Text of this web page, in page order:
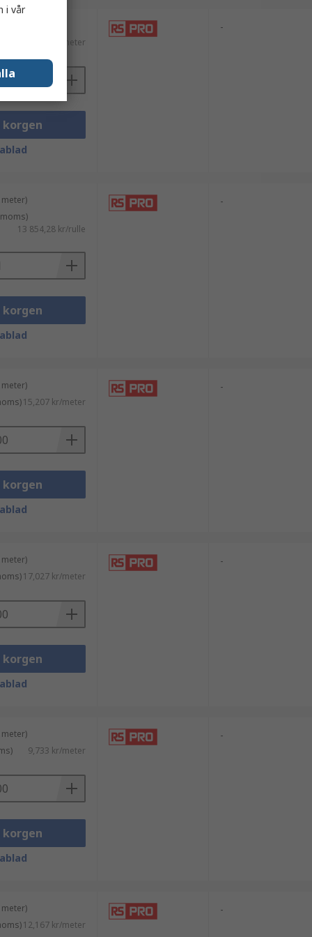
9,52 kr/meter
korgen
-
13 854,28 kr/rulle
korgen
-
15,207 kr/meter
korgen
-
17,027 kr/meter
korgen
-
9,733 kr/meter
korgen
-
12,167 kr/meter
-
i vår